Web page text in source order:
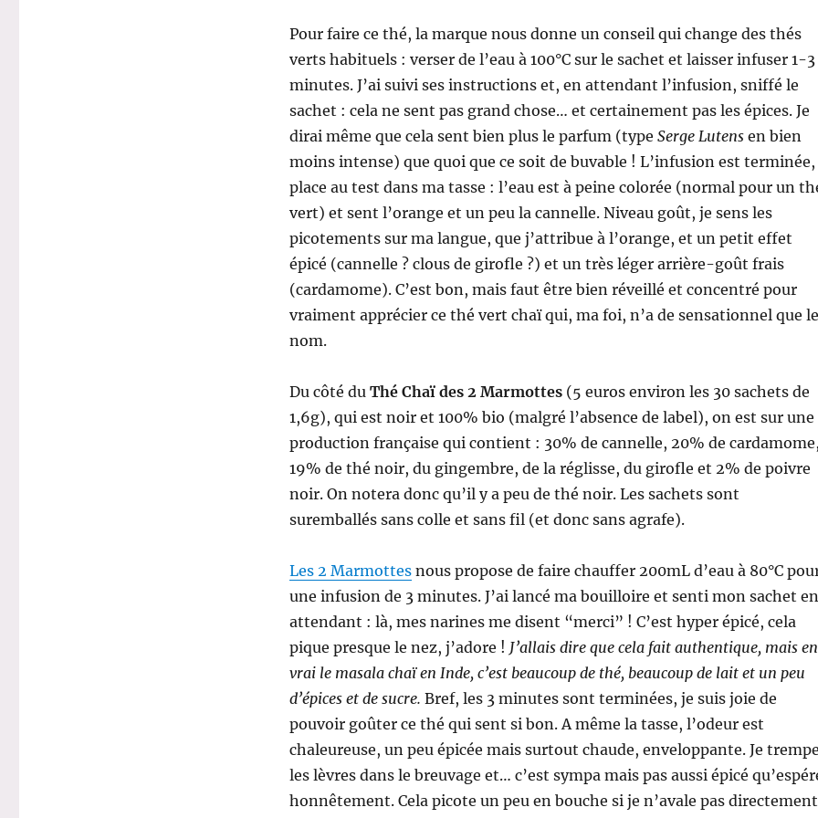
Pour faire ce thé, la marque nous donne un conseil qui change des thés
verts habituels : verser de l’eau à 100°C sur le sachet et laisser infuser 1-3
minutes. J’ai suivi ses instructions et, en attendant l’infusion, sniffé le
sachet : cela ne sent pas grand chose… et certainement pas les épices. Je
dirai même que cela sent bien plus le parfum (type Serge Lutensen bien
moins intense) que quoi que ce soit de buvable ! L’infusion est terminée,
place au test dans ma tasse : l’eau est à peine colorée (normal pour un
vert) et sent l’orange et un peu la cannelle. Niveau goût, je sens les
picotements sur ma langue, que j’attribue à l’orange, et un petit effet
épicé (cannelle ? clous de girofle ?) et un très léger arrière-goût frais
(cardamome). C’est bon, mais faut être bien réveillé et concentré pour
vraiment apprécier ce thé vert chaï qui, ma foi, n’a de sensationnel que le
nom.
Du côté du Thé Chaï des 2 Marmottes(5 euros environ les 30 sachets de
1,6g), qui est noir et 100% bio (malgré l’absence de label), on est sur une
production française qui contient : 30% de cannelle, 20% de
19% de thé noir, du gingembre, de la réglisse, du girofle et 2% de poivre
noir. On notera donc qu’il y a peu de thé noir. Les sachets sont
suremballés sans colle et sans fil (et donc sans agrafe).
Les 2 Marmottesnous propose de faire chauffer 200mL d’eau à 80°C
une infusion de 3 minutes. J’ai lancé ma bouilloire et senti mon sachet en
attendant : là, mes narines me disent “merci” ! C’est hyper épicé, cela
pique presque le nez, j’adore ! J’allais dire que cela fait authentique, mais en
vrai le masala chaï en Inde, c’est beaucoup de thé, beaucoup de lait et un peu
d’épices et de sucre. Bref, les 3 minutes sont terminées, je suis joie de
pouvoir goûter ce thé qui sent si bon. A même la tasse, l’odeur est
chaleureuse, un peu épicée mais surtout chaude, enveloppante. Je
les lèvres dans le breuvage et… c’est sympa mais pas aussi épicé
honnêtement. Cela picote un peu en bouche si je n’avale pas directement